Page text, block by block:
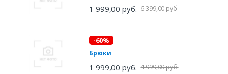
1 999,00 руб. 6 399,00 руб.
-60%
Брюки
1 999,00 руб. 4 999,00 руб.